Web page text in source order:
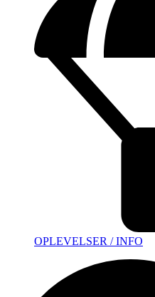
OPLEVELSER / INFO